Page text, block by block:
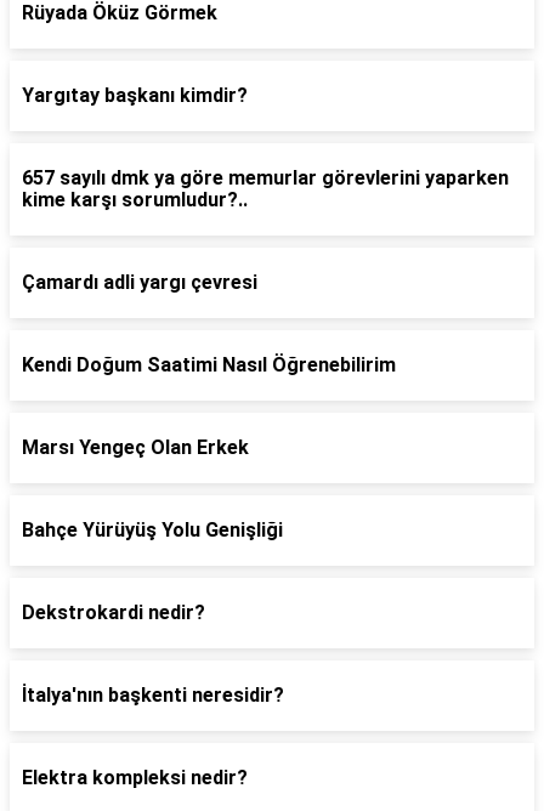
Rüyada Öküz Görmek
Yargıtay başkanı kimdir?
657 sayılı dmk ya göre memurlar görevlerini yaparken
kime karşı sorumludur?..
Çamardı adli yargı çevresi
Kendi Doğum Saatimi Nasıl Öğrenebilirim
Marsı Yengeç Olan Erkek
Bahçe Yürüyüş Yolu Genişliği
Dekstrokardi nedir?
İtalya'nın başkenti neresidir?
Elektra kompleksi nedir?